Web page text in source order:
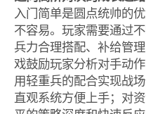
入门简单是圆点统帅的
不容易。玩家需要通过
兵力合理搭配、补给管
戏鼓励玩家分析对手动
用轻重兵的配合实现战
直观系统方便上手；对